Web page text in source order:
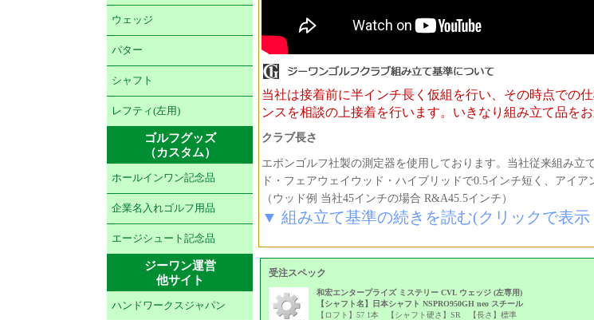
ウェッジ
パター
シャフト
レフティ(左用)
ゴルフグッズ
（カスタム）
ホールインワン記念品
企業名入れゴルフ用品
エージシュート記念品
ジーワン運営
他サイト
ハンドワークスジャパン
当社は接着前に半インチ長く仮組を行い、その時点での
ンスを相談の上接着を行います。いきなり組み立て品を
クラブ長さ
エポンゴルフ社製の測定器を使用しております。当社従来組み立
ド・フェアウェイウッド・ハイブリッドで0.5インチ短く、アイ
（ウッド例 当社45インチの場合 R&A45.5インチ）
▼ 組み立て基準の続きを読む(クリックで表
受注スペック
和宏エンタープライズ ミステリー CVL ウェッジ (左専用)
【シャフト名】日本シャフト NSPRO950GH neo スチール
【ロフト】57 1本 【シャフト硬さ】SR 【長さ】標準